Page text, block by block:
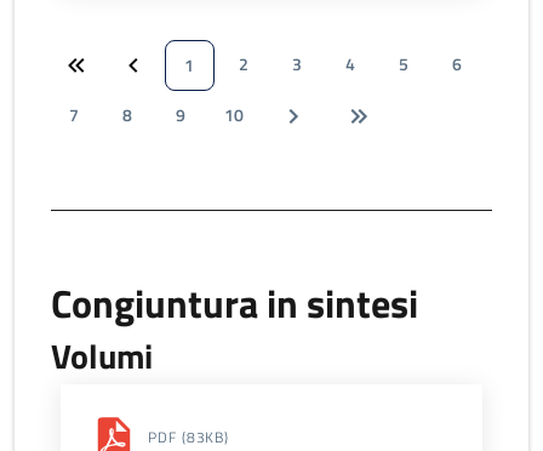
1 2 3 4 5
6
7
8 9 10
Congiuntura in sintesi
Volumi
PDF (83KB)